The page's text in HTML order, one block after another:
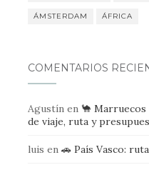
ÁMSTERDAM ÁFRICA
COMENTARIOS
Agustínen 🐪 Marruecos
de viaje, ruta y
luis en 🚗 País Vasco: